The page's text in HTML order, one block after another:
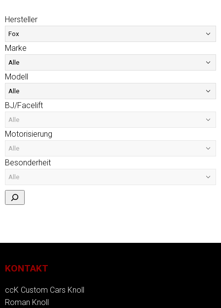
Hersteller
Marke
Modell
BJ/Facelift
Motorisierung
Besonderheit
KONTAKT
ccK Custom Cars Knoll
Roman Knoll